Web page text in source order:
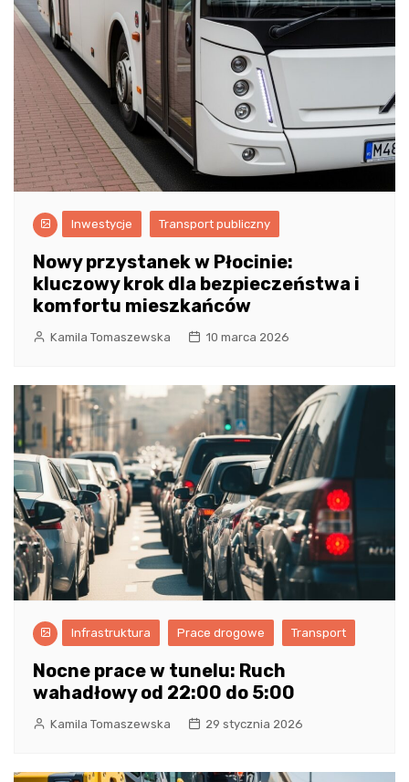
Inwestycje Transport publiczny
Nowy przystanek w Płocinie:
kluczowy krok dla bezpieczeństwa i
komfortu mieszkańców
Kamila Tomaszewska 10 marca 2026
Infrastruktura Prace drogowe Transport
Nocne prace w tunelu: Ruch
wahadłowy od 22:00 do 5:00
Kamila Tomaszewska 29 stycznia 2026